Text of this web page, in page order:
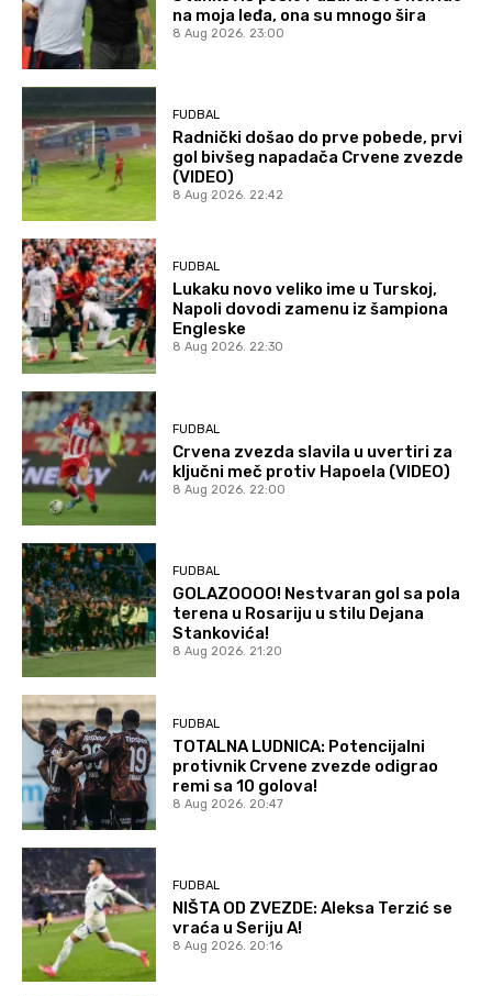
na moja leđa, ona su mnogo šira
8 Aug 2026. 23:00
FUDBAL
Radnički došao do prve pobede, prvi
gol bivšeg napadača Crvene zvezde
(VIDEO)
8 Aug 2026. 22:42
FUDBAL
Lukaku novo veliko ime u Turskoj,
Napoli dovodi zamenu iz šampiona
Engleske
8 Aug 2026. 22:30
FUDBAL
Crvena zvezda slavila u uvertiri za
ključni meč protiv Hapoela (VIDEO)
8 Aug 2026. 22:00
FUDBAL
GOLAZOOOO! Nestvaran gol sa pola
terena u Rosariju u stilu Dejana
Stankovića!
8 Aug 2026. 21:20
FUDBAL
TOTALNA LUDNICA: Potencijalni
protivnik Crvene zvezde odigrao
remi sa 10 golova!
8 Aug 2026. 20:47
FUDBAL
NIŠTA OD ZVEZDE: Aleksa Terzić se
vraća u Seriju A!
8 Aug 2026. 20:16